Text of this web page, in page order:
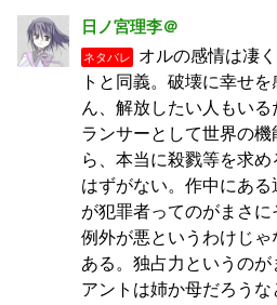
日ノ宮理李＠
ネタバレ
オルの感情は凄
トと同義。破壊に幸せ
ん、解放したい人もい
ランサーとして世界の
ら、本当に殺戮等を求
はずがない。作中にあ
が犯罪者ってのがまさ
例外が悪というわけじ
ある。独占力というの
アントは姉か母だろう